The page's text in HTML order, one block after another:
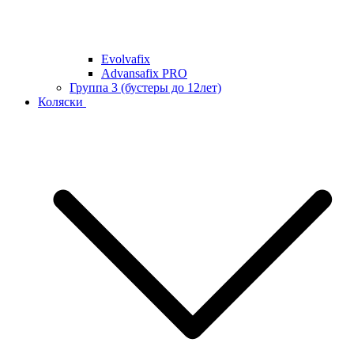
Evolvafix
Advansafix PRO
Группа 3 (бустеры до 12лет)
Коляски